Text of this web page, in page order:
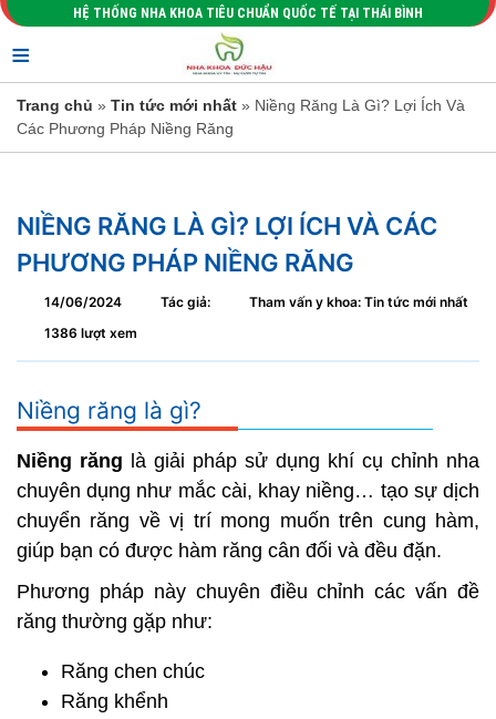
HỆ THỐNG NHA KHOA TIÊU CHUẨN QUỐC TẾ TẠI THÁI BÌNH
≡
Trang chủ » Tin tức mới nhất » Niềng Răng Là Gì? Lợi Ích Và
Các Phương Pháp Niềng Răng
NIỀNG RĂNG LÀ GÌ? LỢI ÍCH VÀ CÁC
PHƯƠNG PHÁP NIỀNG RĂNG
14/06/2024 Tác giả:
Tham vấn y khoa: Tin tức mới nhất
1386 lượt xem
Niềng răng là gì?
Niềng răng là giải pháp sử dụng khí cụ chỉnh nha
chuyên dụng như mắc cài, khay niềng… tạo sự dịch
chuyển răng về vị trí mong muốn trên cung hàm,
giúp bạn có được hàm răng cân đối và đều đặn.
Phương pháp này chuyên điều chỉnh các vấn đề
răng thường gặp như:
Răng chen chúc
Răng khểnh